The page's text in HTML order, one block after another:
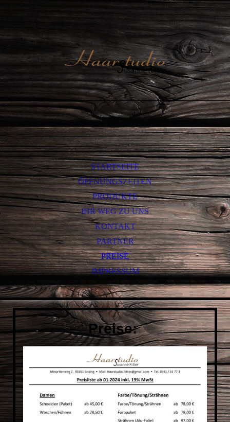
STARTSEITE
ÖFFNUNGSZEITEN
PRODUKTE
IHR WEG ZU UNS
KONTAKT
PARTNER
PREISE
IMPRESSUM
Preise: